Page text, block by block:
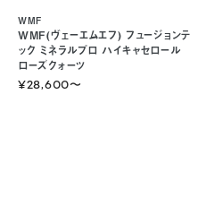
WMF(ヴェーエムエフ) フュージョンテ
ック ミネラルプロ ハイキャセロール
ローズクォーツ
WMF
〜
¥28,600